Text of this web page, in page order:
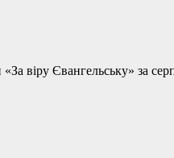
«За віру Євангельську»